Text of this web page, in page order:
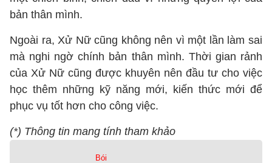
bản thân mình.
Ngoài ra, Xử Nữ cũng không nên vì một lần làm sai
mà nghi ngờ chính bản thân mình. Thời gian rảnh
của Xử Nữ cũng được khuyên nên đầu tư cho việc
học thêm những kỹ năng mới, kiến thức mới để
phục vụ tốt hơn cho công việc.
(*) Thông tin mang tính tham khảo
Bói